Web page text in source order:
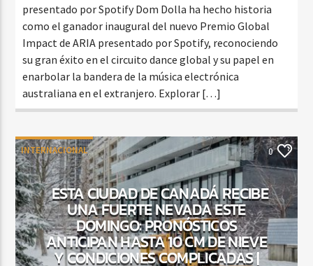
presentado por Spotify Dom Dolla ha hecho historia
como el ganador inaugural del nuevo Premio Global
Impact de ARIA presentado por Spotify, reconociendo
su gran éxito en el circuito dance global y su papel en
enarbolar la bandera de la música electrónica
australiana en el extranjero. Explorar […]
INTERNACIONAL 0
ESTA CIUDAD DE CANADÁ RECIBE
UNA FUERTE NEVADA ESTE
DOMINGO: PRONÓSTICOS
ANTICIPAN HASTA 10 CM DE NIEVE
Y CONDICIONES COMPLICADAS |